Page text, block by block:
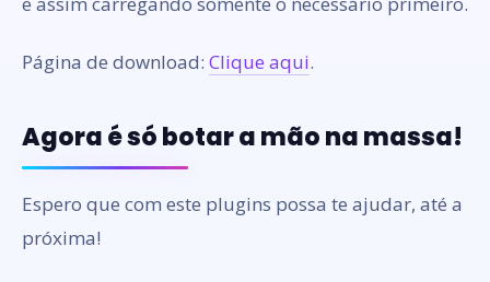
Página de download: Clique aqui.
Agora é só botar a mão na massa!
Espero que com este plugins possa te ajudar, até a
próxima!